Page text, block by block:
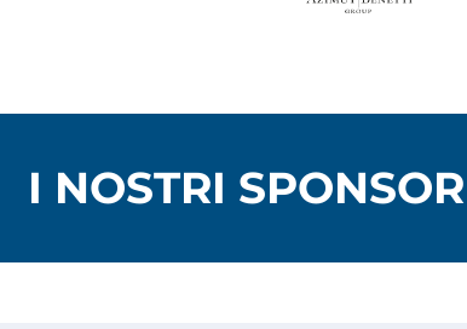
I NOSTRI SPONSOR